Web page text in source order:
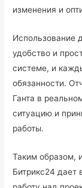
изменения и
Использование
удобство и
системе, и
обязанности.
Ганта в
ситуацию и
работы.
Таким образом,
Битрикс24 дает